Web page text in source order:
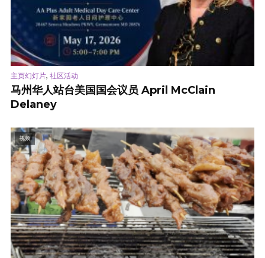
主页幻灯片, 社区活动
马州华人站台美国国会议员 April McClain
Delaney
视频